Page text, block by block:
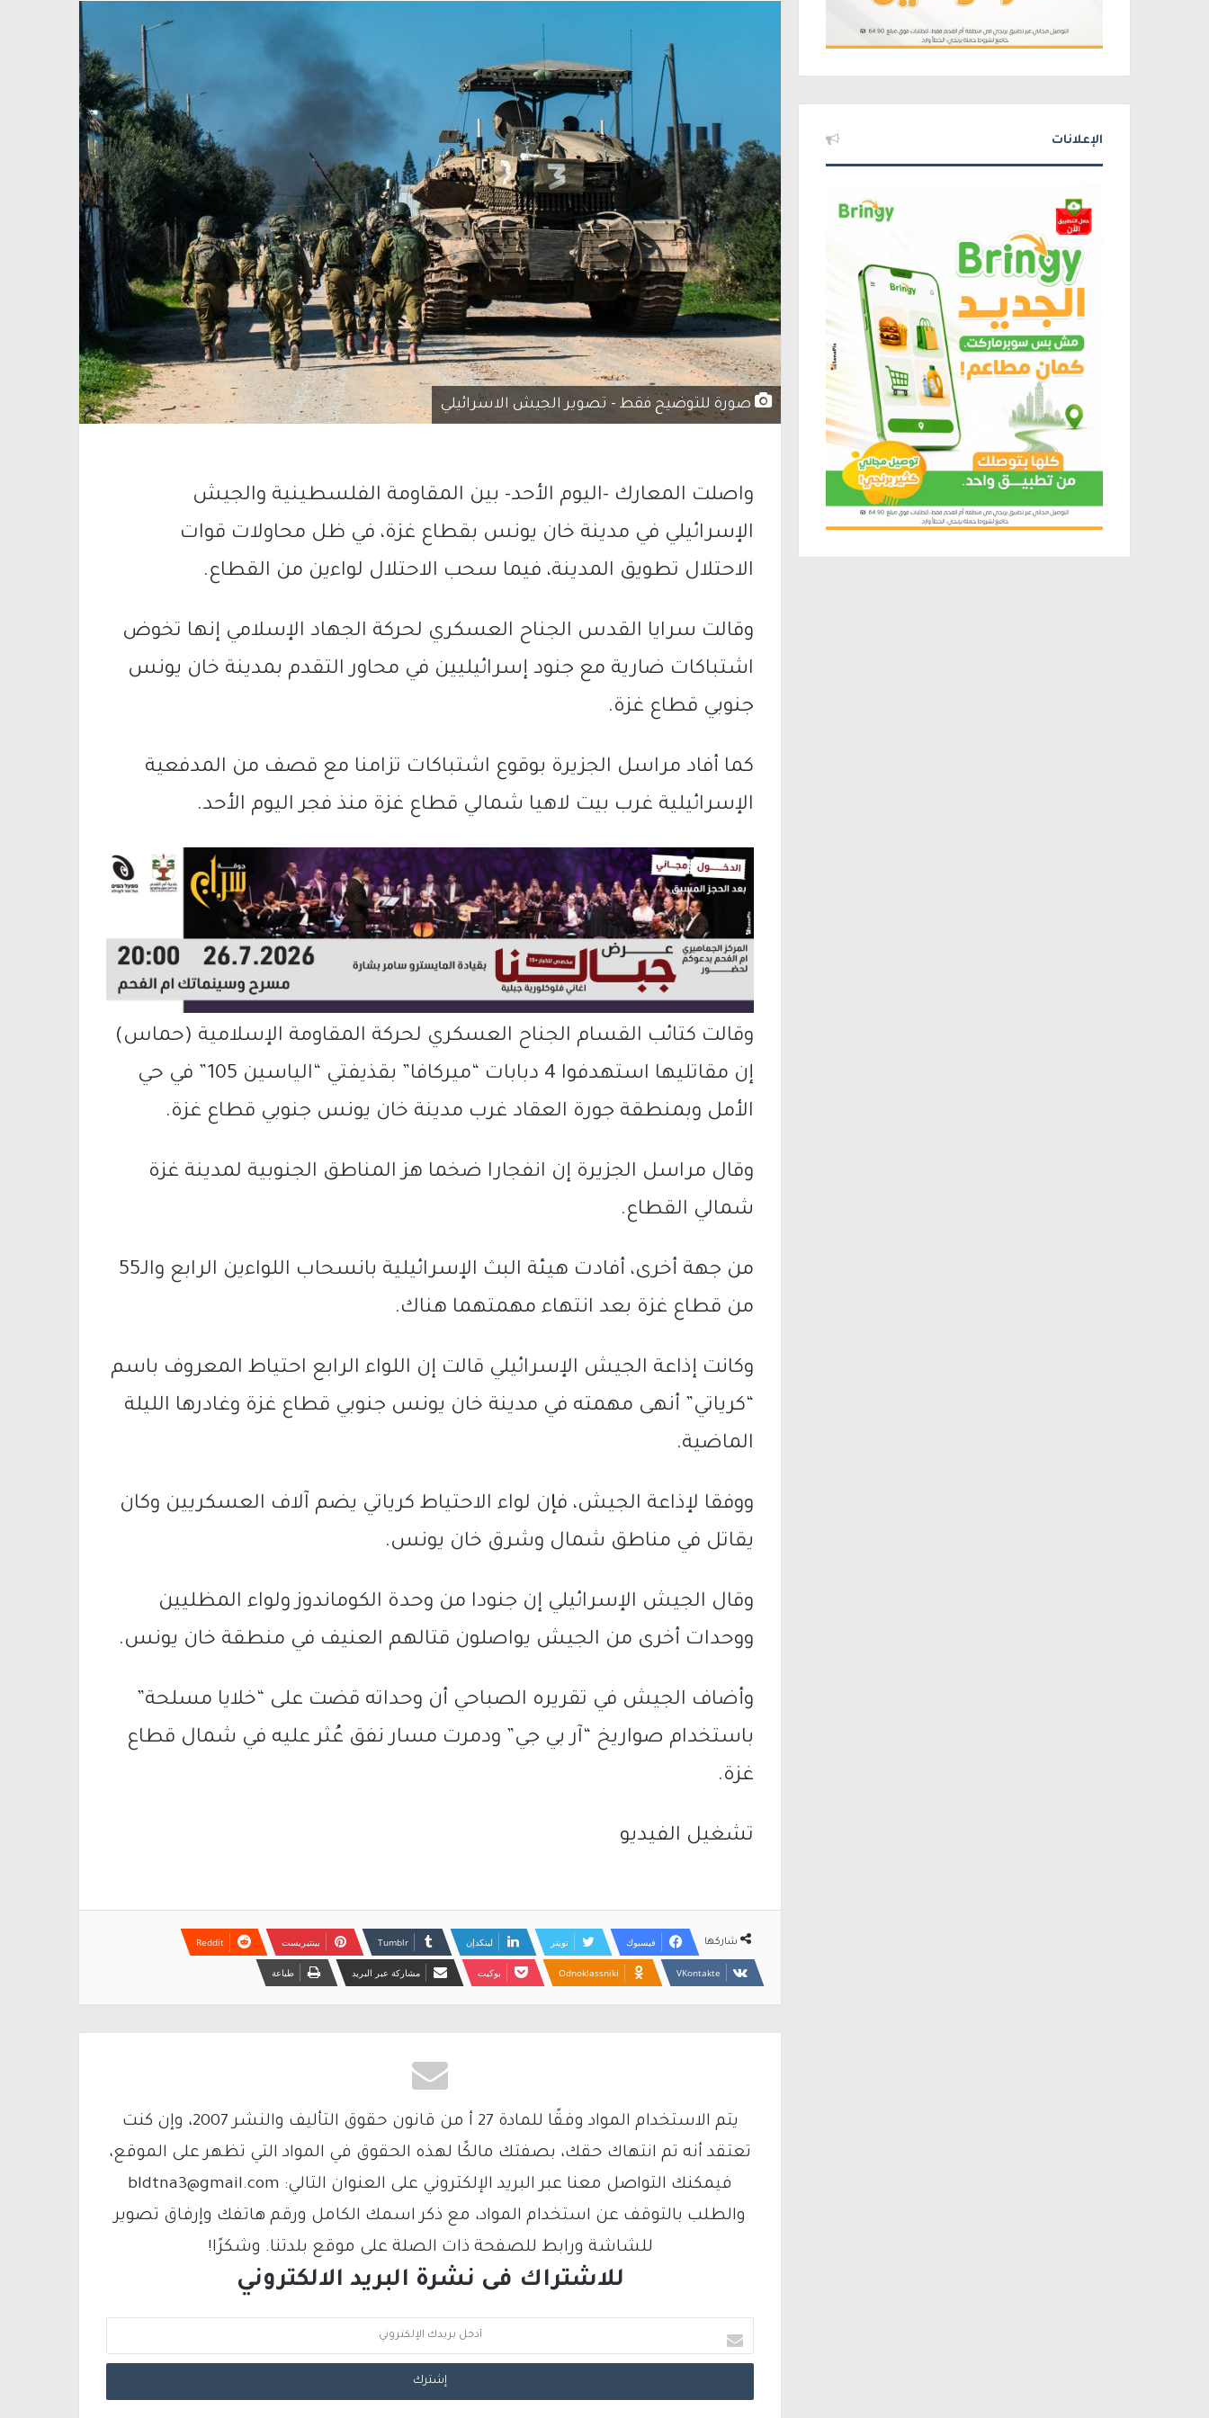
صورة للتوضيح فقط - تصوير الجيش الاسرائيلي
واصلت المعارك -اليوم الأحد- بين المقاومة الفلسطينية والجيش
الإسرائيلي في مدينة خان يونس بقطاع غزة، في ظل محاولات قوات
الاحتلال تطويق المدينة، فيما سحب الاحتلال لواءين من القطاع.
وقالت سرايا القدس الجناح العسكري لحركة الجهاد الإسلامي إنها تخوض
اشتباكات ضارية مع جنود إسرائيليين في محاور التقدم بمدينة خان يونس
جنوبي قطاع غزة.
كما أفاد مراسل الجزيرة بوقوع اشتباكات تزامنا مع قصف من المدفعية
الإسرائيلية غرب بيت لاهيا شمالي قطاع غزة منذ فجر اليوم الأحد.
وقالت كتائب القسام الجناح العسكري لحركة المقاومة الإسلامية (حماس)
إن مقاتليها استهدفوا 4 دبابات “ميركافا” بقذيفتي “الياسين 105” في حي
الأمل وبمنطقة جورة العقاد غرب مدينة خان يونس جنوبي قطاع غزة.
وقال مراسل الجزيرة إن انفجارا ضخما هز المناطق الجنوبية لمدينة غزة
شمالي القطاع.
من جهة أخرى، أفادت هيئة البث الإسرائيلية بانسحاب اللواءين الرابع والـ55
من قطاع غزة بعد انتهاء مهمتهما هناك.
وكانت إذاعة الجيش الإسرائيلي قالت إن اللواء الرابع احتياط المعروف باسم
“كرياتي” أنهى مهمته في مدينة خان يونس جنوبي قطاع غزة وغادرها الليلة
الماضية.
ووفقا لإذاعة الجيش، فإن لواء الاحتياط كرياتي يضم آلاف العسكريين وكان
يقاتل في مناطق شمال وشرق خان يونس.
وقال الجيش الإسرائيلي إن جنودا من وحدة الكوماندوز ولواء المظليين
ووحدات أخرى من الجيش يواصلون قتالهم العنيف في منطقة خان يونس.
وأضاف الجيش في تقريره الصباحي أن وحداته قضت على “خلايا مسلحة”
باستخدام صواريخ “آر بي جي” ودمرت مسار نفق عُثر عليه في شمال قطاع
غزة.
تشغيل الفيديو
شاركها فيسبوك تويتر لينكدإن بينتيريست
Odnoklassniki بوكيت مشاركة عبر البريد طباعة
يتم الاستخدام المواد وفقًا للمادة 27 أ من قانون حقوق التأليف والنشر 2007، وإن كنت
تعتقد أنه تم انتهاك حقك، بصفتك مالكًا لهذه الحقوق في المواد التي تظهر على الموقع،
فيمكنك التواصل معنا عبر البريد الإلكتروني على العنوان التالي: bldtna3@gmail.com
والطلب بالتوقف عن استخدام المواد، مع ذكر اسمك الكامل ورقم هاتفك وإرفاق تصوير
للشاشة ورابط للصفحة ذات الصلة على موقع بلدتنا. وشكرًا!
للاشتراك فى نشرة البريد الالكتروني
د
خ
الإعلانات